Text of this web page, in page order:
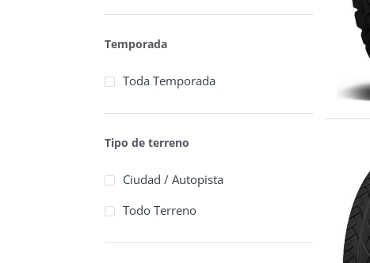
Temporada
Toda Temporada
Tipo de terreno
Ciudad / Autopista
Todo Terreno